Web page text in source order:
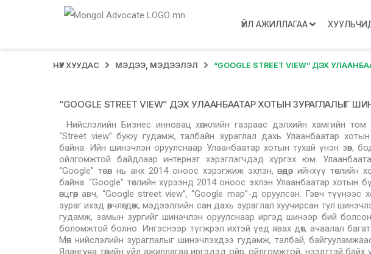
ҮЙЛ АЖИЛЛАГАА
НҮҮР ХУУДАС МЭДЭЭ, МЭДЭЭЛЭЛ “GOOGLE STREET VIEW” ДЭХ
“GOOGLE STREET VIEW” ДЭХ УЛААНБААТАР ХОТЫН ЗУРАГЛАЛЫГ
Нийслэлийн Бизнес инновац хөгжлийн газраас дэлхийн хамгийн
“Street view” буюу гудамж, талбайн зураглал дахь Улаанбаатар
байна. Ийн шинэчлэн оруулснаар Улаанбаатар хотын тухай үнэн зөв,
ойлгомжтой байдлаар интернэт хэрэглэгчдэд хүргэх юм.
“Google” төсөл нь анх 2014 оноос хэрэгжиж эхлэн, өнөөдөр ийнхүү
байна. “Google” төслийн хүрээнд 2014 оноос эхлэн Улаанбаатар хотын
өнцгөөр авч, “Google street view”, “Google map”-д оруулсан. Гэвч
зураг ихэд өөрчлөгдөж, мэдээллийн сан дахь зураглал хуучирсан тул
гудамж, замын зургийг шинэчлэн оруулснаар иргэд шинээр бий
боломжтой болно. Ингэснээр түгжрэл ихтэй үед явах дөт, ачаалал
Мөн нийслэлийн зураглалыг шинэчлэхдээ гудамж, талбай,
Ялангуяа төрийн үйл ажиллагаа иргэдэд ойр, ойлгомжтой, нээлттэй байх